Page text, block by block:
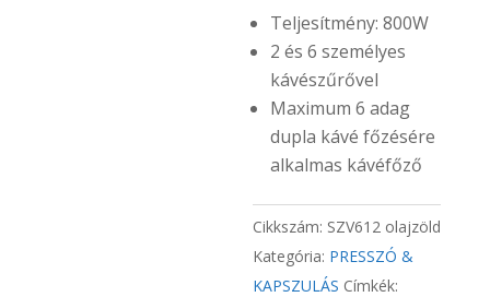
Teljesítmény: 800W
2 és 6 személyes
kávészűrővel
Maximum 6 adag
dupla kávé főzésére
alkalmas kávéfőző
Cikkszám: SZV612 olajzöld
Kategória: PRESSZÓ &
KAPSZULÁS Címkék: